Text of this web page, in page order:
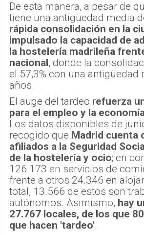
De esta manera, a pesar de
tiene una antigüedad media
rápida consolidación en la
impulsado la capacidad de
la hostelería madrileña
nacional , donde la
el 57,3% con una antigüedad
años.
El auge del tardeo refuerza
para el empleo y la
Los datos disponibles de
recogido que Madrid cuenta
afiliados a la Seguridad
de la hostelería y ocio; en
126.173 en servicios de
frente a otros 24.346 en
total, 13.566 de estos son
autónomos. Asimismo, hay
27.767 locales, de los que
que hacen 'tardeo'.